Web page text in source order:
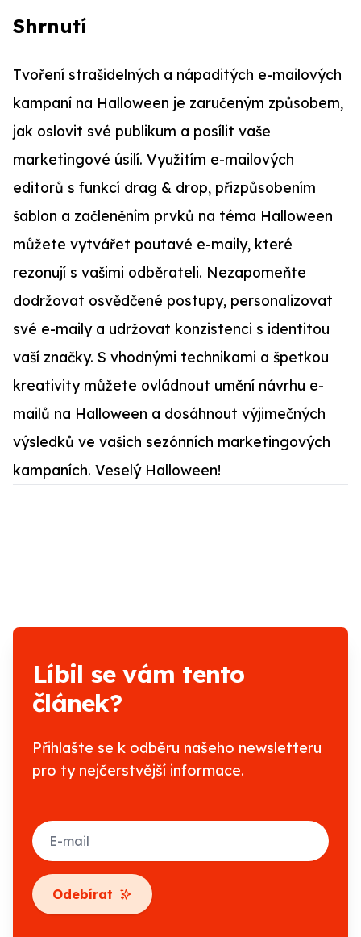
Shrnutí
Tvoření strašidelných a nápaditých e-mailových
kampaní na Halloween je zaručeným způsobem,
jak oslovit své publikum a posílit vaše
marketingové úsilí. Využitím e-mailových
editorů s funkcí drag & drop, přizpůsobením
šablon a začleněním prvků na téma Halloween
můžete vytvářet poutavé e-maily, které
rezonují s vašimi odběrateli. Nezapomeňte
dodržovat osvědčené postupy, personalizovat
své e-maily a udržovat konzistenci s identitou
vaší značky. S vhodnými technikami a špetkou
kreativity můžete ovládnout umění návrhu e-
mailů na Halloween a dosáhnout výjimečných
výsledků ve vašich sezónních marketingových
kampaních. Veselý Halloween!
Líbil se vám tento
článek?
Přihlašte se k odběru našeho newsletteru
pro ty nejčerstvější informace.
E-mail
Odebírat